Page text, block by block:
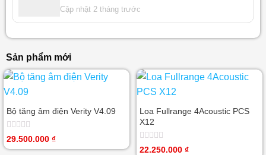
Cập nhật 2 tháng trước
Sản phẩm mới
Bộ tăng âm điện Verity V4.09
Được
29.500.000 ₫
Loa Fullrange 4Acoustic PCS
X12
Được
22.250.000 ₫